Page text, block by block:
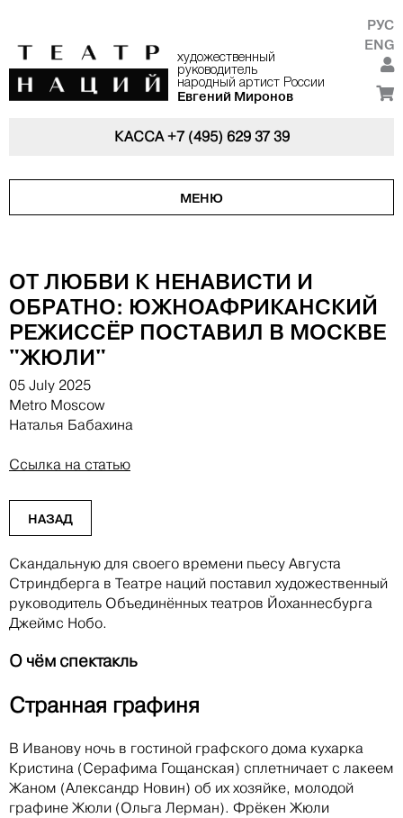
художественный
руководитель
народный артист России
Евгений Миронов
РУС
ENG
КАССА+7 (495) 629 37 39
МЕНЮ
ОТ ЛЮБВИ К НЕНАВИСТИ И
ОБРАТНО: ЮЖНОАФРИКАНСКИЙ
РЕЖИССЁР ПОСТАВИЛ В МОСКВЕ
"ЖЮЛИ"
05 July 2025
Metro Moscow
Наталья Бабахина
Ссылка на статью
НАЗАД
Скандальную для своего времени пьесу Августа
Стриндберга в Театре наций поставил художественный
руководитель Объединённых театров Йоханнесбурга
Джеймс Нобо.
О чём спектакль
Странная графиня
В Иванову ночь в гостиной графского дома кухарка
Кристина (Серафима Гощанская) сплетничает с лакеем
Жаном (Александр Новин) об их хозяйке, молодой
графине Жюли (Ольга Лерман). Фрёкен Жюли